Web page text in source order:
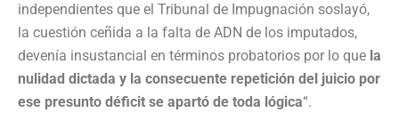
independientes que el Tribunal de Impugnación soslayó,
la cuestión ceñida a la falta de ADN de los imputados,
devenía insustancial en términos probatorios por lo que la
nulidad dictada y la consecuente repetición del juicio por
ese presunto déficit se apartó de toda lógica“.